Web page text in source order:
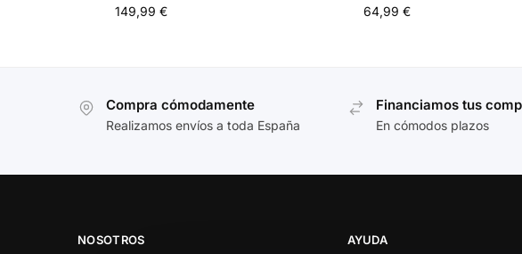
149,99 € 64,99 €
Compra cómodamente
Realizamos envíos a toda España
Financiamos tus
En cómodos plazos
NOSOTROS AYUDA